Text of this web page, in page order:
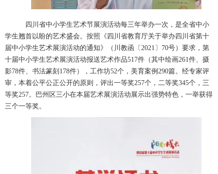
四川省中小学生艺术节展演活动每三年举办一次，是全省中小
学生翘首以盼的艺术盛会。按照《四川省教育厅关于举办四川省第十
届中小学生艺术展演活动的通知》（川教函〔 2021 〕 70号）要求，第
十届中小学生艺术展演活动报送艺术作品517件（其中绘画261件、摄
影78件、书法篆刻 178件），工作坊52个，美育案例 290篇。经专家评
审，本着公平公正公开的原则，评出一等奖257个，二等奖345个，三
等奖257。巴州区三小在本届艺术展演活动展示出强势特色，一举获得
三个一等奖。